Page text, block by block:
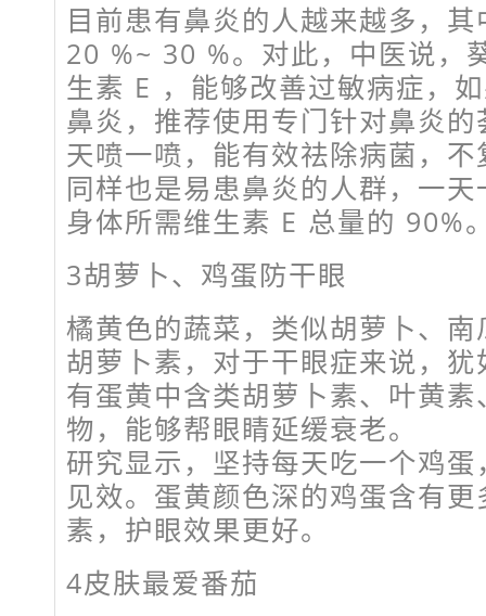
目前患有鼻炎的人越来越多，
20 %~ 30 %。对此，中医说，
生素 E ，能够改善过敏病症，
鼻炎，推荐使用专门针对鼻炎
天喷一喷，能有效祛除病菌，
同样也是易患鼻炎的人群，一
身体所需维生素 E 总量的 90%
3胡萝卜、鸡蛋防干眼
橘黄色的蔬菜，类似胡萝卜、
胡萝卜素，对于干眼症来说，
有蛋黄中含类胡萝卜素、叶黄
物，能够帮眼睛延缓衰老。
研究显示，坚持每天吃一个鸡
见效。蛋黄颜色深的鸡蛋含有
素，护眼效果更好。
4皮肤最爱番茄